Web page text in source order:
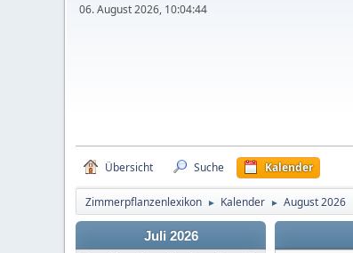
06. August 2026, 10:04:44
Übersicht Suche Kalender
Zimmerpflanzenlexikon ► Kalender ► August 2026
Juli 2026